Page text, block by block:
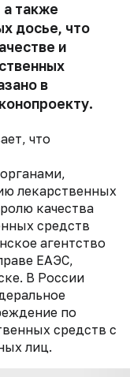
а также
досье, что
и
в
что
лекарственных
качества
средств
агентство
ЕАЭС,
В России
по
средств с
лиц.